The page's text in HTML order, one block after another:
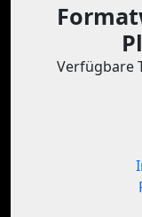
Verfügbare